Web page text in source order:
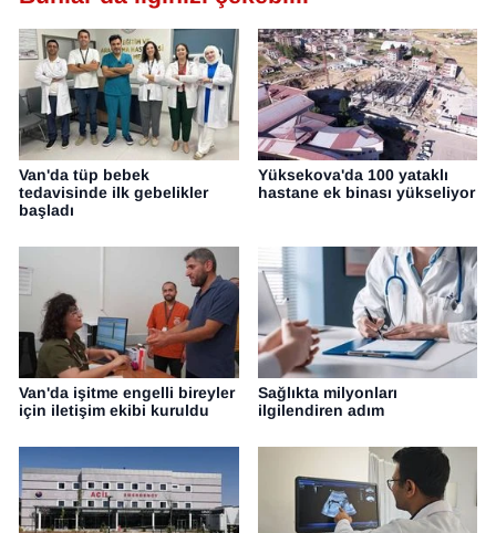
Van'da tüp bebek
tedavisinde ilk gebelikler
başladı
Yüksekova'da 100 yataklı
hastane ek binası yükseliyor
Van'da işitme engelli bireyler
için iletişim ekibi kuruldu
Sağlıkta milyonları
ilgilendiren adım